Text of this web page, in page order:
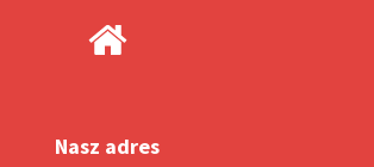
Nasz adres